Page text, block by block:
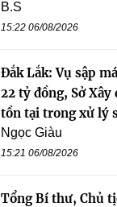
B.S
15:22 06/08/2026
Đắk Lắk: Vụ sập
22 tỷ đồng, Sở
tồn tại trong xử lý
Ngọc Giàu
15:21 06/08/2026
Tổng Bí thư, Chủ